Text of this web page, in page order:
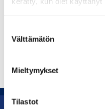
valinta
Välttämätön
Mieltymykset
Tilastot
alueiden kehittämisessä
myös alueiden vahvuuksia